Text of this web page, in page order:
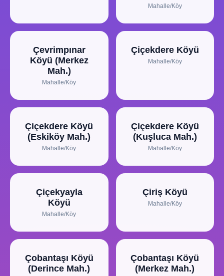
Mahalle/Köy
Çevrimpınar
Köyü (Merkez
Mah.)
Mahalle/Köy
Çiçekdere Köyü
Mahalle/Köy
Çiçekdere Köyü
(Eskiköy Mah.)
Mahalle/Köy
Çiçekdere Köyü
(Kuşluca Mah.)
Mahalle/Köy
Çiçekyayla
Köyü
Mahalle/Köy
Çiriş Köyü
Mahalle/Köy
Çobantaşı Köyü
(Derince Mah.)
Çobantaşı Köyü
(Merkez Mah.)